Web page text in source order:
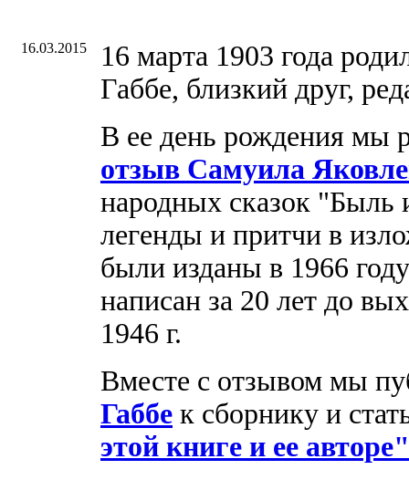
16.03.2015
16 марта 1903 года
Габбе, близкий друг,
В ее день рождения мы
отзыв Самуила
народных сказок "Быль
легенды и притчи в
были изданы в 1966
написан за 20 лет до
1946 г.
Вместе с отзывом мы
Габбе к сборнику и
этой книге и ее авторе"